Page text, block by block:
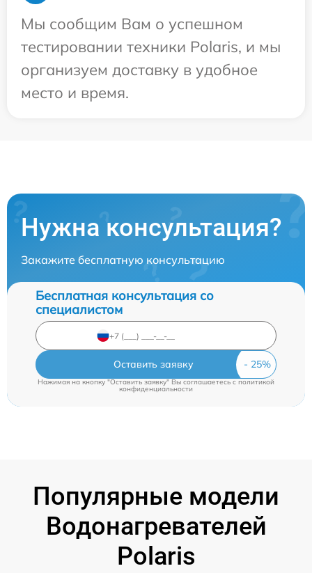
Мы сообщим Вам о успешном
тестировании техники Polaris, и мы
организуем доставку в удобное
место и время.
Нужна консультация?
Закажите бесплатную консультацию
Бесплатная консультация со
специалистом
Оставить заявку
Нажимая на кнопку "Оставить заявку" Вы соглашаетесь cполитикой
конфиденциальности
Популярные модели
Водонагревателей
Polaris